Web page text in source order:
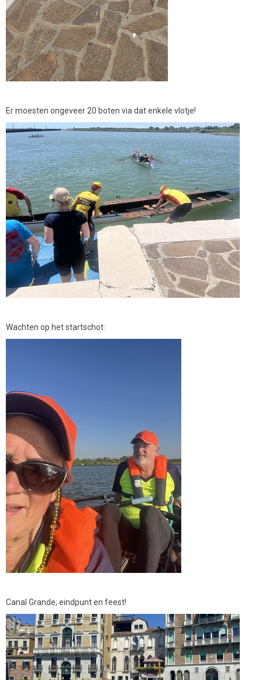
Er moesten ongeveer 20 boten via dat enkele vlotje!
Wachten op het startschot:
Canal Grande; eindpunt en feest!